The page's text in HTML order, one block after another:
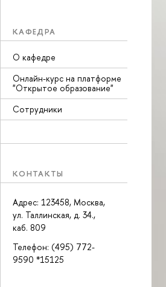
КАФЕДРА
О кафедре
Онлайн-курс на платформе
"Открытое образование"
Сотрудники
КОНТАКТЫ
Адрес: 123458, Москва,
ул. Таллинская, д. 34.,
каб. 809
Телефон: (495) 772-
9590 *15125